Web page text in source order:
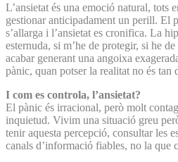
L’ansietat és una emoció natural, tots
gestionar anticipadament un perill. El
s’allarga i l’ansietat es cronifica. La
esternuda, si m’he de protegir, si he
acabar generant una angoixa
pànic, quan potser la realitat no és tan
I com es controla, l’ansietat?
El pànic és irracional, però molt
inquietud. Vivim una situació greu
tenir aquesta percepció, consultar les
canals d’informació fiables, no la que